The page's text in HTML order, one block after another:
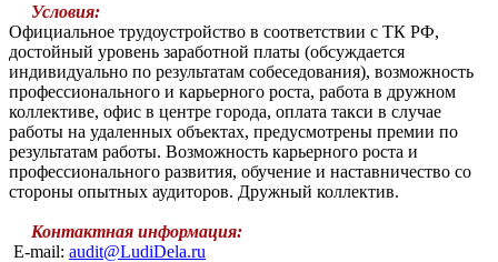
Условия:
Официальное трудоустройство в соответствии с ТК РФ,
достойный уровень заработной платы (обсуждается
индивидуально по результатам собеседования), возможность
профессионального и карьерного роста, работа в дружном
коллективе, офис в центре города, оплата такси в случае
работы на удаленных объектах, предусмотрены премии по
результатам работы. Возможность карьерного роста и
профессионального развития, обучение и наставничество со
стороны опытных аудиторов. Дружный коллектив.
Контактная информация:
E-mail: audit@LudiDela.ru